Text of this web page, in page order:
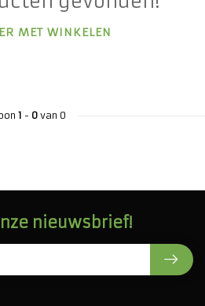
MET WINKELEN
1 - 0van 0
nieuwsbrief!